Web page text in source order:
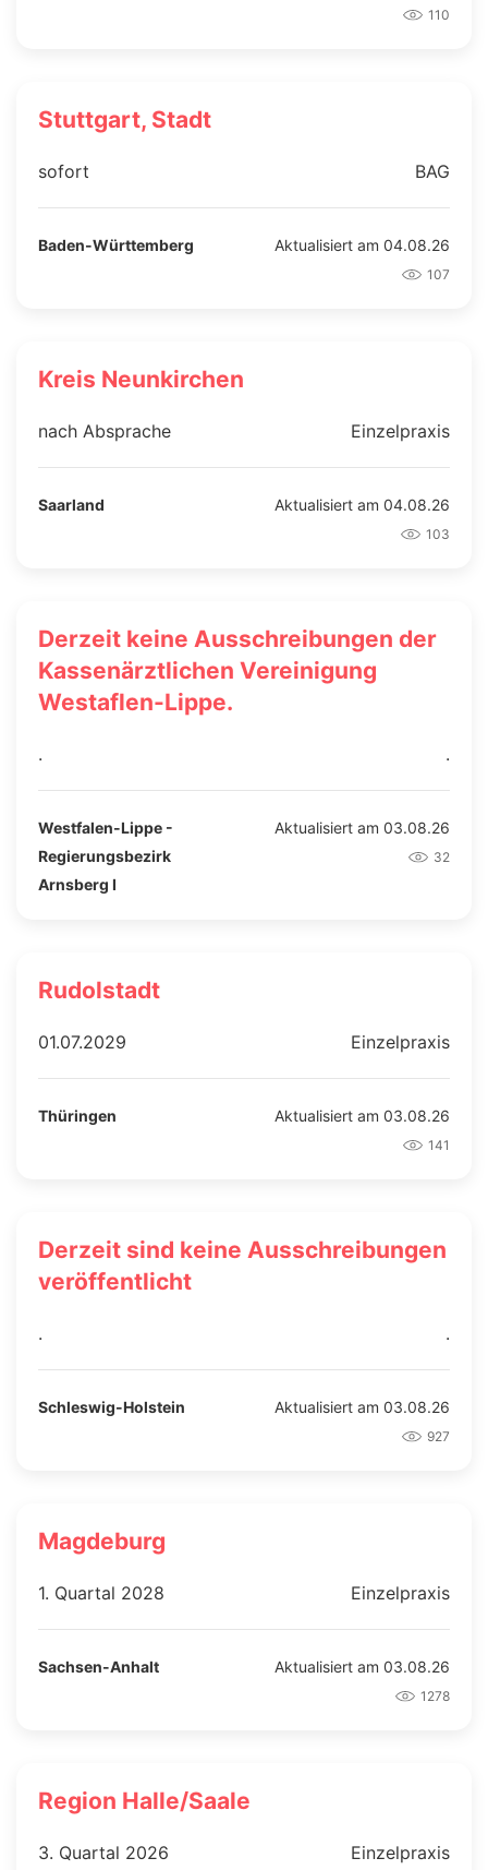
110
Stuttgart, Stadt
sofort BAG
Baden-Württemberg Aktualisiert am 04.08.26
107
Kreis Neunkirchen
nach Absprache Einzelpraxis
Saarland Aktualisiert am 04.08.26
103
Derzeit keine Ausschreibungen der
Kassenärztlichen Vereinigung
Westaflen-Lippe.
. .
Westfalen-Lippe -
Regierungsbezirk
Arnsberg I
Aktualisiert am 03.08.26
32
Rudolstadt
01.07.2029 Einzelpraxis
Thüringen Aktualisiert am 03.08.26
141
Derzeit sind keine Ausschreibungen
veröffentlicht
. .
Schleswig-Holstein Aktualisiert am 03.08.26
927
Magdeburg
1. Quartal 2028 Einzelpraxis
Sachsen-Anhalt Aktualisiert am 03.08.26
1278
Region Halle/Saale
3. Quartal 2026 Einzelpraxis